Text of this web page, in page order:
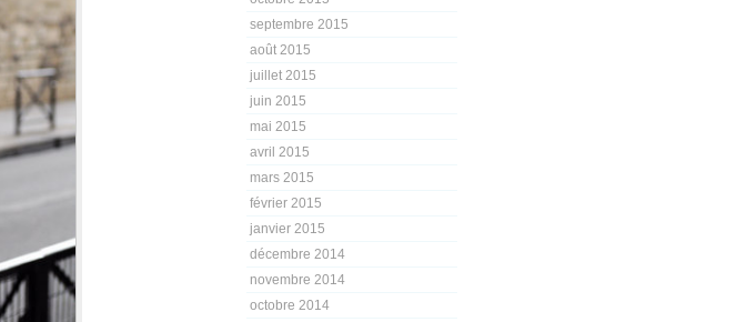
septembre 2015
août 2015
juillet 2015
juin 2015
mai 2015
avril 2015
mars 2015
février 2015
janvier 2015
décembre 2014
novembre 2014
octobre 2014